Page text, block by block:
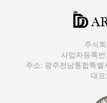
주식
사업자등록
주소: 광주전남통합특
대